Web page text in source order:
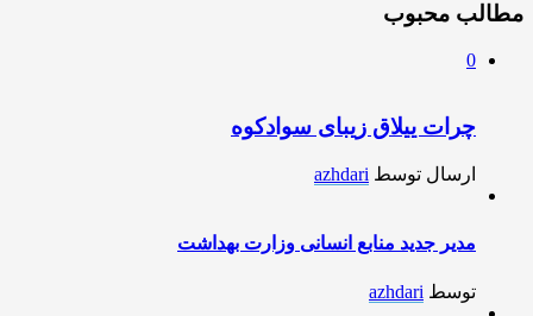
مطالب محبوب
0
چرات ییلاق زیبای سوادکوه
ارسال توسط azhdari
مدیر جدید منابع انسانی وزارت بهداشت
توسط azhdari